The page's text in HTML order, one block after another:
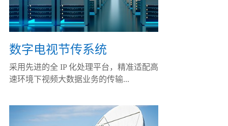
数字电视节传系统
采用先进的全 IP 化处理平台，精准适配高
速环境下视频大数据业务的传输...